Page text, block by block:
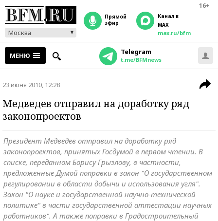
16+
Москва
прямой
эфир
Канал в
MAX
max.ru/bfm
МЕНЮ Telegram
t.me/BFMnews
23 июня 2010, 12:28
Медведев отправил на доработку ряд
законопроектов
Президент Медведев отправил на доработку ряд
законопроектов, принятых Госдумой в первом чтении. В
списке, переданном Борису Грызлову, в частности,
предложенные Думой поправки в закон "О государственном
регулировании в области добычи и использования угля".
Закон "О науке и государственной научно-технической
политике" в части государственной аттестации научных
работников". А также поправки в Градостроительный